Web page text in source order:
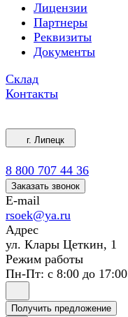
Лицензии
Партнеры
Реквизиты
Документы
Склад
Контакты
г. Липецк
8 800 707 44 36
Заказать звонок
E-mail
rsoek@ya.ru
Адрес
ул. Клары Цеткин, 1
Режим работы
Пн-Пт: с 8:00 до 17:00
Получить предложение